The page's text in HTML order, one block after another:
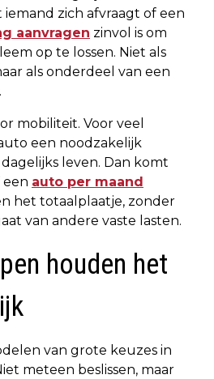
zich afvraagt of een
aanvragen zinvol is om
op te lossen. Niet als
als onderdeel van een
mobiliteit. Voor veel
een noodzakelijk
leven. Dan komt
een auto per maand
het totaalplaatje, zonder
van andere vaste lasten.
houden het
van grote keuzes in
meteen beslissen, maar